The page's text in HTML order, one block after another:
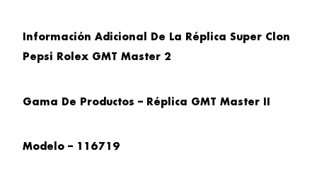
Información Adicional De La Réplica Super Clon
Pepsi Rolex GMT Master 2
Gama De Productos – Réplica GMT Master II
Modelo – 116719